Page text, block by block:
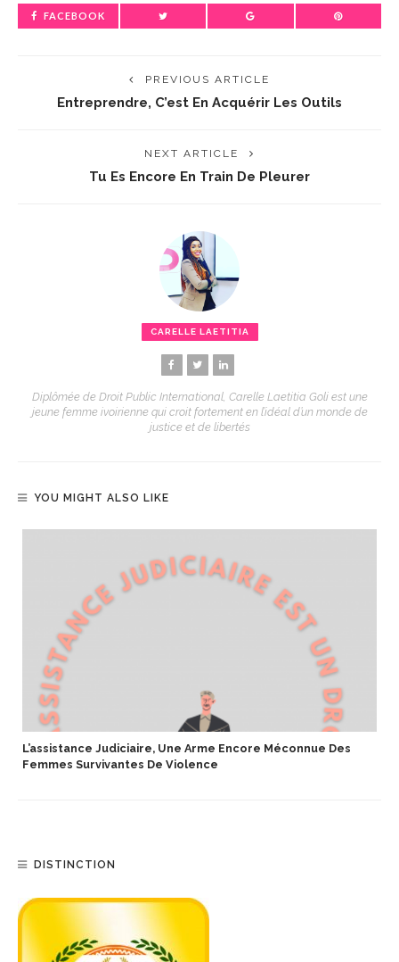
FACEBOOK
PREVIOUS ARTICLE
Entreprendre, C’est En Acquérir Les Outils
NEXT ARTICLE
Tu Es Encore En Train De Pleurer
CARELLE LAETITIA
Diplômée de Droit Public International, Carelle Laetitia Goli est une
jeune femme ivoirienne qui croit fortement en l’idéal d’un monde de
justice et de libertés
YOU MIGHT ALSO LIKE
L’assistance Judiciaire, Une Arme Encore Méconnue Des
Femmes Survivantes De Violence
DISTINCTION